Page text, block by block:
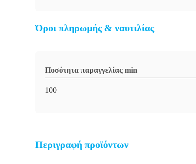
Όροι πληρωμής & ναυτιλίας
Ποσότητα παραγγελίας min
100
Περιγραφή προϊόντων